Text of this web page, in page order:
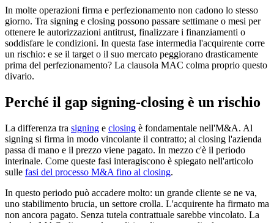
In molte operazioni firma e perfezionamento non cadono lo stesso
giorno. Tra signing e closing possono passare settimane o mesi per
ottenere le autorizzazioni antitrust, finalizzare i finanziamenti o
soddisfare le condizioni. In questa fase intermedia l'acquirente corre
un rischio: e se il target o il suo mercato peggiorano drasticamente
prima del perfezionamento? La clausola MAC colma proprio questo
divario.
Perché il gap signing-closing è un rischio
La differenza tra signing e closing è fondamentale nell'M&A. Al
signing si firma in modo vincolante il contratto; al closing l'azienda
passa di mano e il prezzo viene pagato. In mezzo c'è il periodo
interinale. Come queste fasi interagiscono è spiegato nell'articolo
sulle fasi del processo M&A fino al closing.
In questo periodo può accadere molto: un grande cliente se ne va,
uno stabilimento brucia, un settore crolla. L'acquirente ha firmato ma
non ancora pagato. Senza tutela contrattuale sarebbe vincolato. La